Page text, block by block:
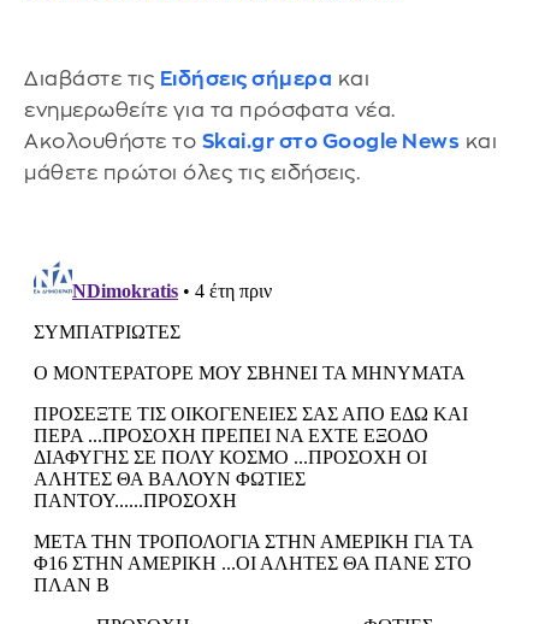
Διαβάστε τις Ειδήσεις σήμερα και
ενημερωθείτε για τα πρόσφατα νέα.
Ακολουθήστε το Skai.gr στο Google News και
μάθετε πρώτοι όλες τις ειδήσεις.